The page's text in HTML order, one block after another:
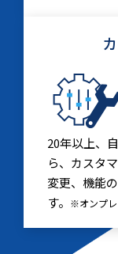
20年以上、
ら、カスタ
変更、機能
す。 ※オンプ